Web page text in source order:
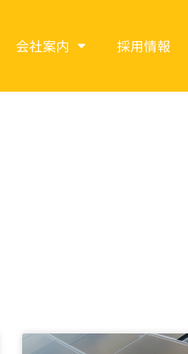
会社案内 採用情報